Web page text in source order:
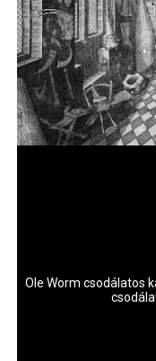
Ole Worm csodálatos